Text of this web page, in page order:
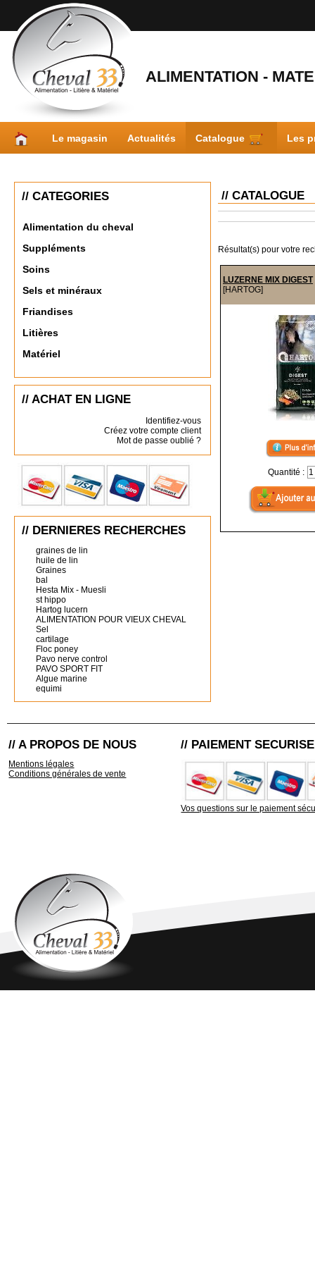
ALIMENTATION -
Le magasin Actualités Catalogue Les
// CATEGORIES
Alimentation du cheval
Suppléments
Soins
Sels et minéraux
Friandises
Litières
Matériel
// ACHAT EN LIGNE
Identifiez-vous
Créez votre compte client
Mot de passe oublié ?
// DERNIERES RECHERCHES
graines de lin
huile de lin
Graines
bal
Hesta Mix - Muesli
st hippo
Hartog lucern
ALIMENTATION POUR VIEUX CHEVAL
Sel
cartilage
Floc poney
Pavo nerve control
PAVO SPORT FIT
Algue marine
equimi
// CATALOGUE
Résultat(s) pour votre
LUZERNE MIX DIGEST
[HARTOG]
Quantité :
// A PROPOS DE NOUS
Mentions légales
Conditions générales de vente
// PAIEMENT SECURISE
Vos questions sur le paiement